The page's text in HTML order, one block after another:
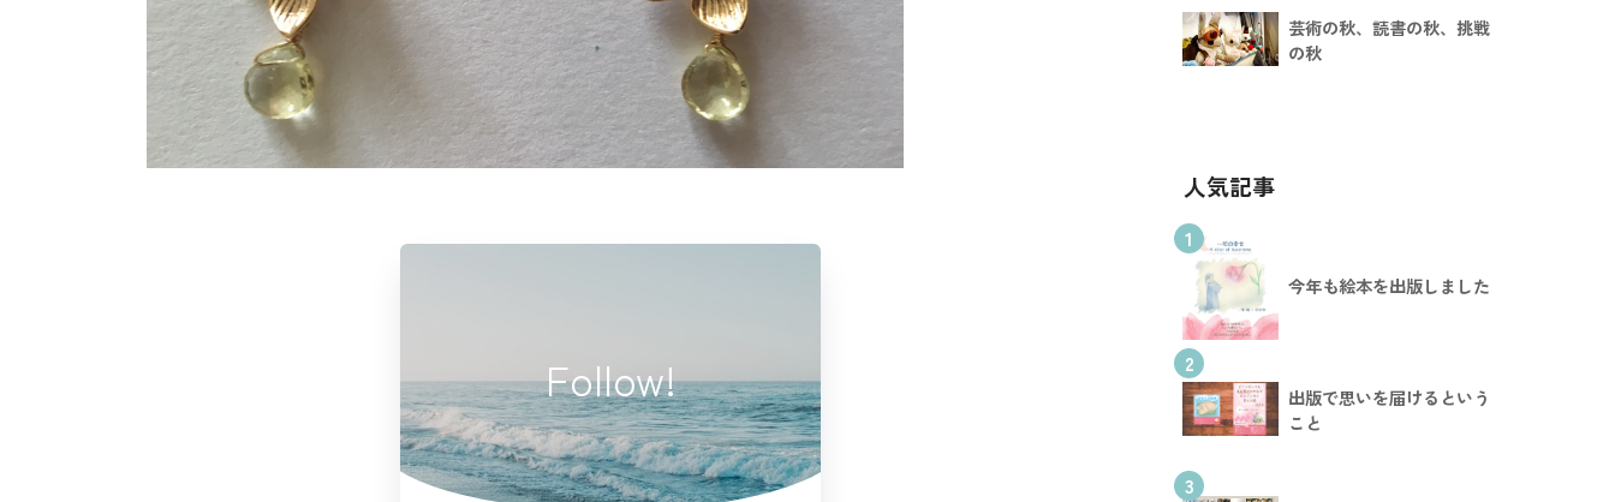
Follow!
芸術の秋、読書の秋、挑戦
の秋
人気記事
1
今年も絵本を出版しました
2
出版で思いを届けるという
こと
3